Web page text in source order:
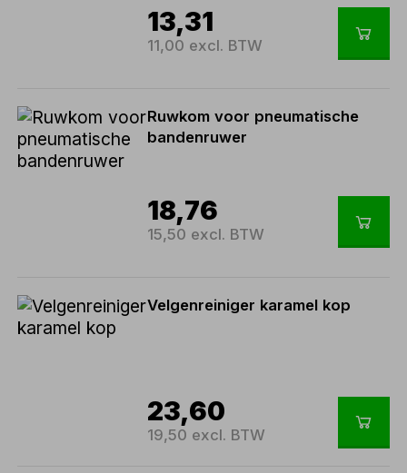
13,31
11,00 excl. BTW
Ruwkom voor pneumatische
bandenruwer
18,76
15,50 excl. BTW
Velgenreiniger karamel kop
23,60
19,50 excl. BTW